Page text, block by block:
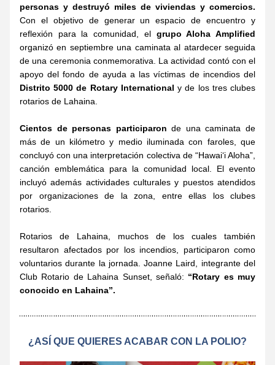
personas y destruyó miles de viviendas y comercios.
Con el objetivo de generar un espacio de encuentro y
reflexión para la comunidad, el grupo Aloha Amplified
organizó en septiembre una caminata al atardecer seguida
de una ceremonia conmemorativa. La actividad contó con el
Distrito 5000 de Rotary International y de los tres clubes
rotarios de Lahaina.
Cientos de personas participaron de una caminata de
más de un kilómetro y medio iluminada con faroles, que
concluyó con una interpretación colectiva de “Hawai‘i Aloha”,
canción emblemática para la comunidad local. El evento
incluyó además actividades culturales y puestos atendidos
por organizaciones de la zona, entre ellas los clubes
rotarios.
Rotarios de Lahaina, muchos de los cuales también
resultaron afectados por los incendios, participaron como
voluntarios durante la jornada. Joanne Laird, integrante del
Club Rotario de Lahaina Sunset, señaló: “Rotary es muy
conocido en Lahaina”.
¿ASÍ QUE QUIERES ACABAR CON LA POLIO?